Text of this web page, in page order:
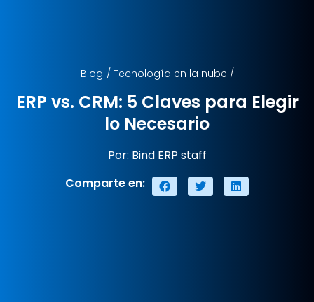
Blog / Tecnología en la nube /
ERP vs. CRM: 5 Claves para Elegir
lo Necesario
Por: Bind ERP staff
Comparte en: